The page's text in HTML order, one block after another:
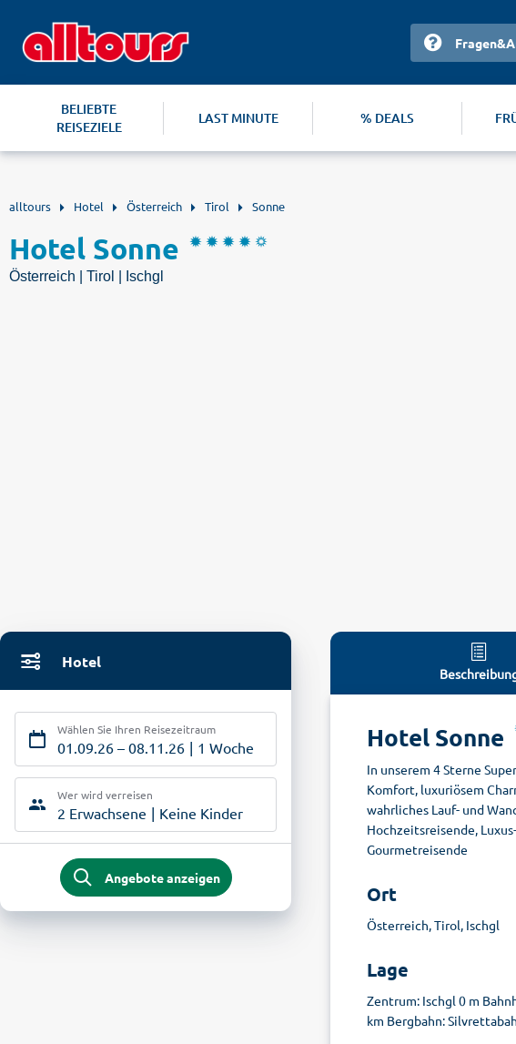
BELIEBTE
REISEZIELE
LAST MINUTE % DEALS
alltours Hotel Österreich Tirol Sonne
Hotel Sonne
Österreich | Tirol | Ischgl
Hotel
Wählen Sie Ihren Reisezeitraum
01.09.26 – 08.11.26 1 Woche
Wer wird verreisen
2 Erwachsene Keine Kinder
Angebote anzeigen
Hotel Sonne
In unserem 4 Sterne
Komfort, luxuriösem
wahrliches Lauf- und
Hochzeitsreisende,
Gourmetreisende
Ort
Österreich, Tirol, Ischgl
Lage
Zentrum: Ischgl 0 m
km Bergbahn: